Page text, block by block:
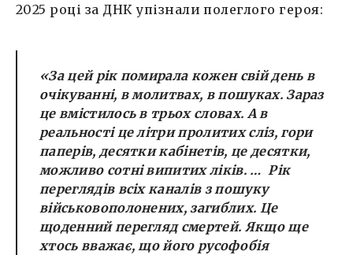
2025 році за ДНК упізнали полеглого героя:
«За цей рік помирала кожен свій день в
очікуванні, в молитвах, в пошуках. Зараз
це вмістилось в трьох словах. А в
реальності це літри пролитих сліз, гори
паперів, десятки кабінетів, це десятки,
можливо сотні випитих ліків. … Рік
переглядів всіх каналів з пошуку
військовополонених, загиблих. Це
щоденний перегляд смертей. Якщо ще
хтось вважає, що його русофобія